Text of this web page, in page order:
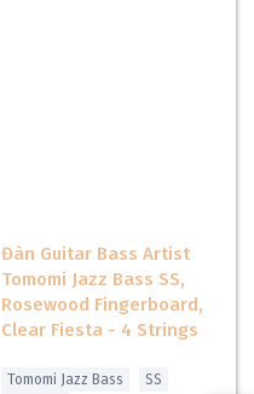
Đàn Guitar Bass Artist
Tomomi Jazz Bass SS,
Rosewood Fingerboard,
Clear Fiesta - 4 Strings
Tomomi Jazz Bass
SS